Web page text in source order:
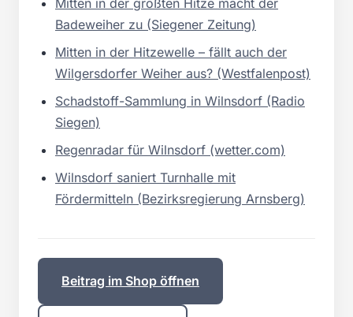
Badeweiher zu (Siegener Zeitung)
Mitten in der Hitzewelle – fällt auch der
Wilgersdorfer Weiher aus? (Westfalenpost)
Schadstoff-Sammlung in Wilnsdorf (Radio
Siegen)
Regenradar für Wilnsdorf (wetter.com)
Wilnsdorf saniert Turnhalle mit
Fördermitteln (Bezirksregierung Arnsberg)
Beitrag im Shop öffnen